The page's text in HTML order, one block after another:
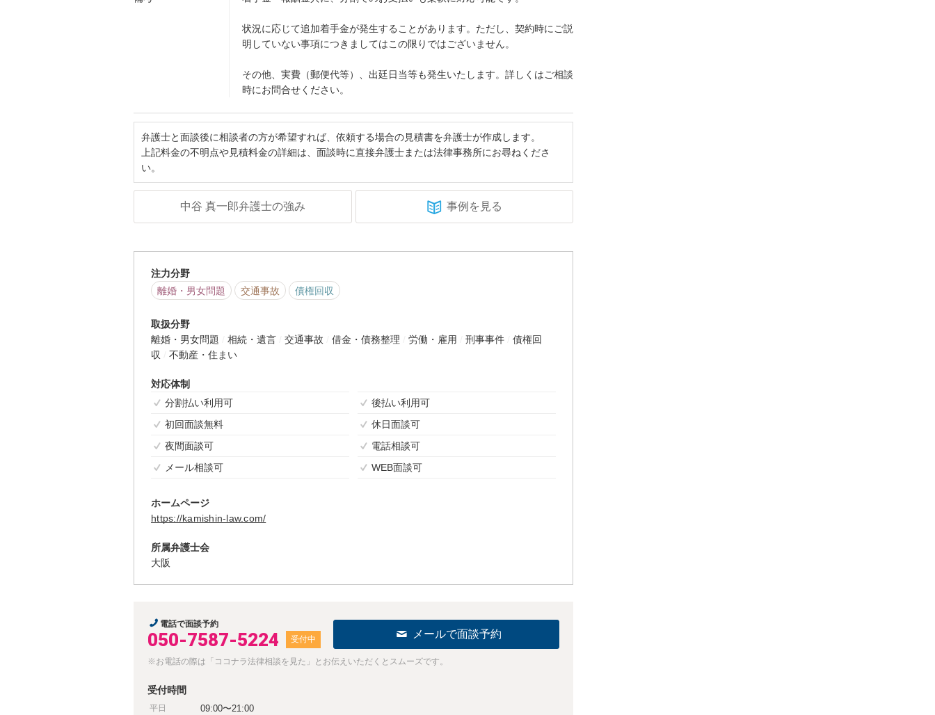
状況に応じて追加着手金が発生することがあります。ただし、契約時にご説
明していない事項につきましてはこの限りではございません。
その他、実費（郵便代等）、出廷日当等も発生いたします。詳しくはご相談
時にお問合せください。
弁護士と面談後に相談者の方が希望すれば、依頼する場合の見積書を弁護士が作成します。
上記料金の不明点や見積料金の詳細は、面談時に直接弁護士または法律事務所にお尋ねくださ
い。
中谷 真一郎弁護士の強み 事例を見る
注力分野
離婚・男女問題
交通事故 債権回収
取扱分野
離婚・男女問題
相続・遺言 交通事故 借金・債務整理 労働・雇用 刑事事件
債権回
収
不動産・住まい
対応体制
分割払い利用可
後払い利用可
初回面談無料
休日面談可
夜間面談可
電話相談可
メール相談可
WEB面談可
ホームページ
https://kamishin-law.com/
所属弁護士会
大阪
電話で面談予約
050-7587-5224 受付中 メールで面談予約
※お電話の際は「ココナラ法律相談を見た」とお伝えいただくとスムーズです。
受付時間
平日 09:00〜21:00